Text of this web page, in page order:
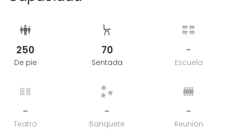
250
De pie
70
Sentada
-
Escuela
-
Teatro
-
Banquete
-
Reunión